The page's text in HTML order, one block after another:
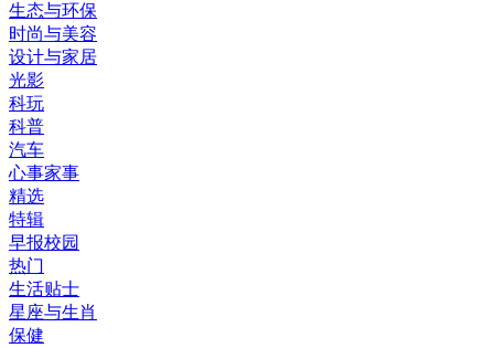
生态与环保
时尚与美容
设计与家居
光影
科玩
科普
汽车
心事家事
精选
特辑
早报校园
热门
生活贴士
星座与生肖
保健